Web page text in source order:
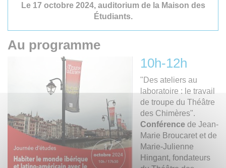
Le 17 octobre 2024, auditorium de la Maison des
Étudiants.
Au programme
10h-12h
"Des ateliers au
laboratoire : le travail
de troupe du Théâtre
des Chimères".
Conférence de Jean-
Marie Broucaret et de
Marie-Julienne
Hingant, fondateurs